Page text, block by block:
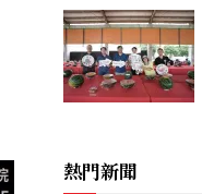
熱門新聞